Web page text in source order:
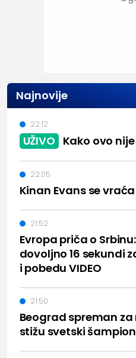
Najnovije
UŽIVO Kako ovo
22:12
Kinan Evans se
22:05
Evropa priča o
dovoljno 16 sekundi
i pobedu VIDEO
21:52
Beograd spreman
stižu svetski
21:50